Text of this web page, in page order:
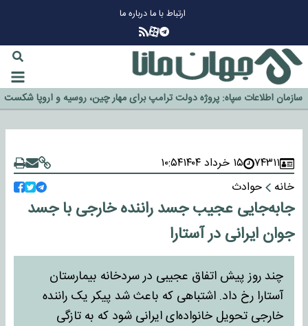
ارتباط با مادرباره ما
گزینه جدایی اوسمار روی میز مدیران پرسپولیس
آیا رئیس جمهور آمریکا قانون را دور می‌زند؟
اخراج رسمی چهره نامدار از پرسپولیس
سازمان اطلاعات سپاه: پروژه دولت ترامپ برای مهار چین، روسیه و اروپا شکست
خورد
۷۴۳۱۱ ۱۵ خرداد ۱۴۰۴
۱۰:۵۴
خانه
حوادث
جابه‌جایی عجیب جسد راننده خارجی با جسد
جوان ایرانی در آستارا
چند روز پیش اتفاق عجیبی در سردخانه بیمارستان
آستارا رخ داد. اشتباهی که باعث شد پیکر یک راننده
خارجی تحویل خانواده‌ای ایرانی شود که به تازگی